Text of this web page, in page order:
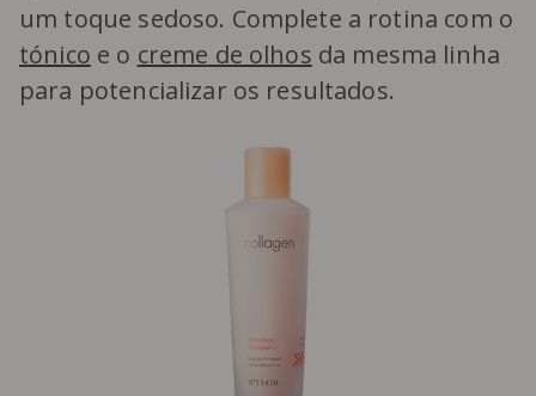
um toque sedoso. Complete a rotina com o
tónico e o creme de olhos da mesma linha
para potencializar os resultados.